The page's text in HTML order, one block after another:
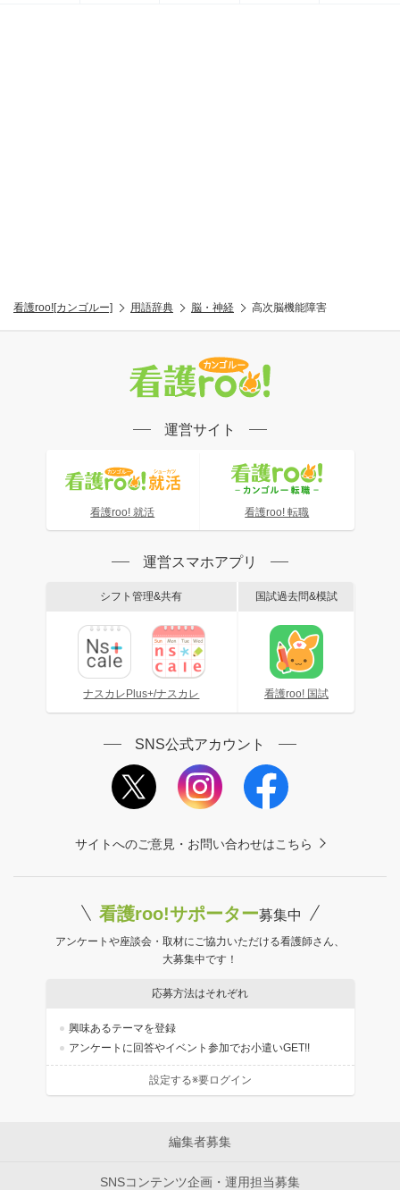
看護roo![カンゴルー] 用語辞典 脳・神経 高次脳機能障害
運営サイト
看護roo! 就活 看護roo! 転職
運営スマホアプリ
シフト管理&共有
ナスカレPlus+/ナスカレ
国試過去問&模試
看護roo! 国試
SNS公式アカウント
サイトへのご意見・お問い合わせはこちら
看護roo!サポーター募集中
アンケートや座談会・取材にご協力いただける看護師さん、
大募集中です！
応募方法はそれぞれ
興味あるテーマを登録
アンケートに回答やイベント参加でお小遣いGET!!
設定する※要ログイン
編集者募集
SNSコンテンツ企画・運用担当募集